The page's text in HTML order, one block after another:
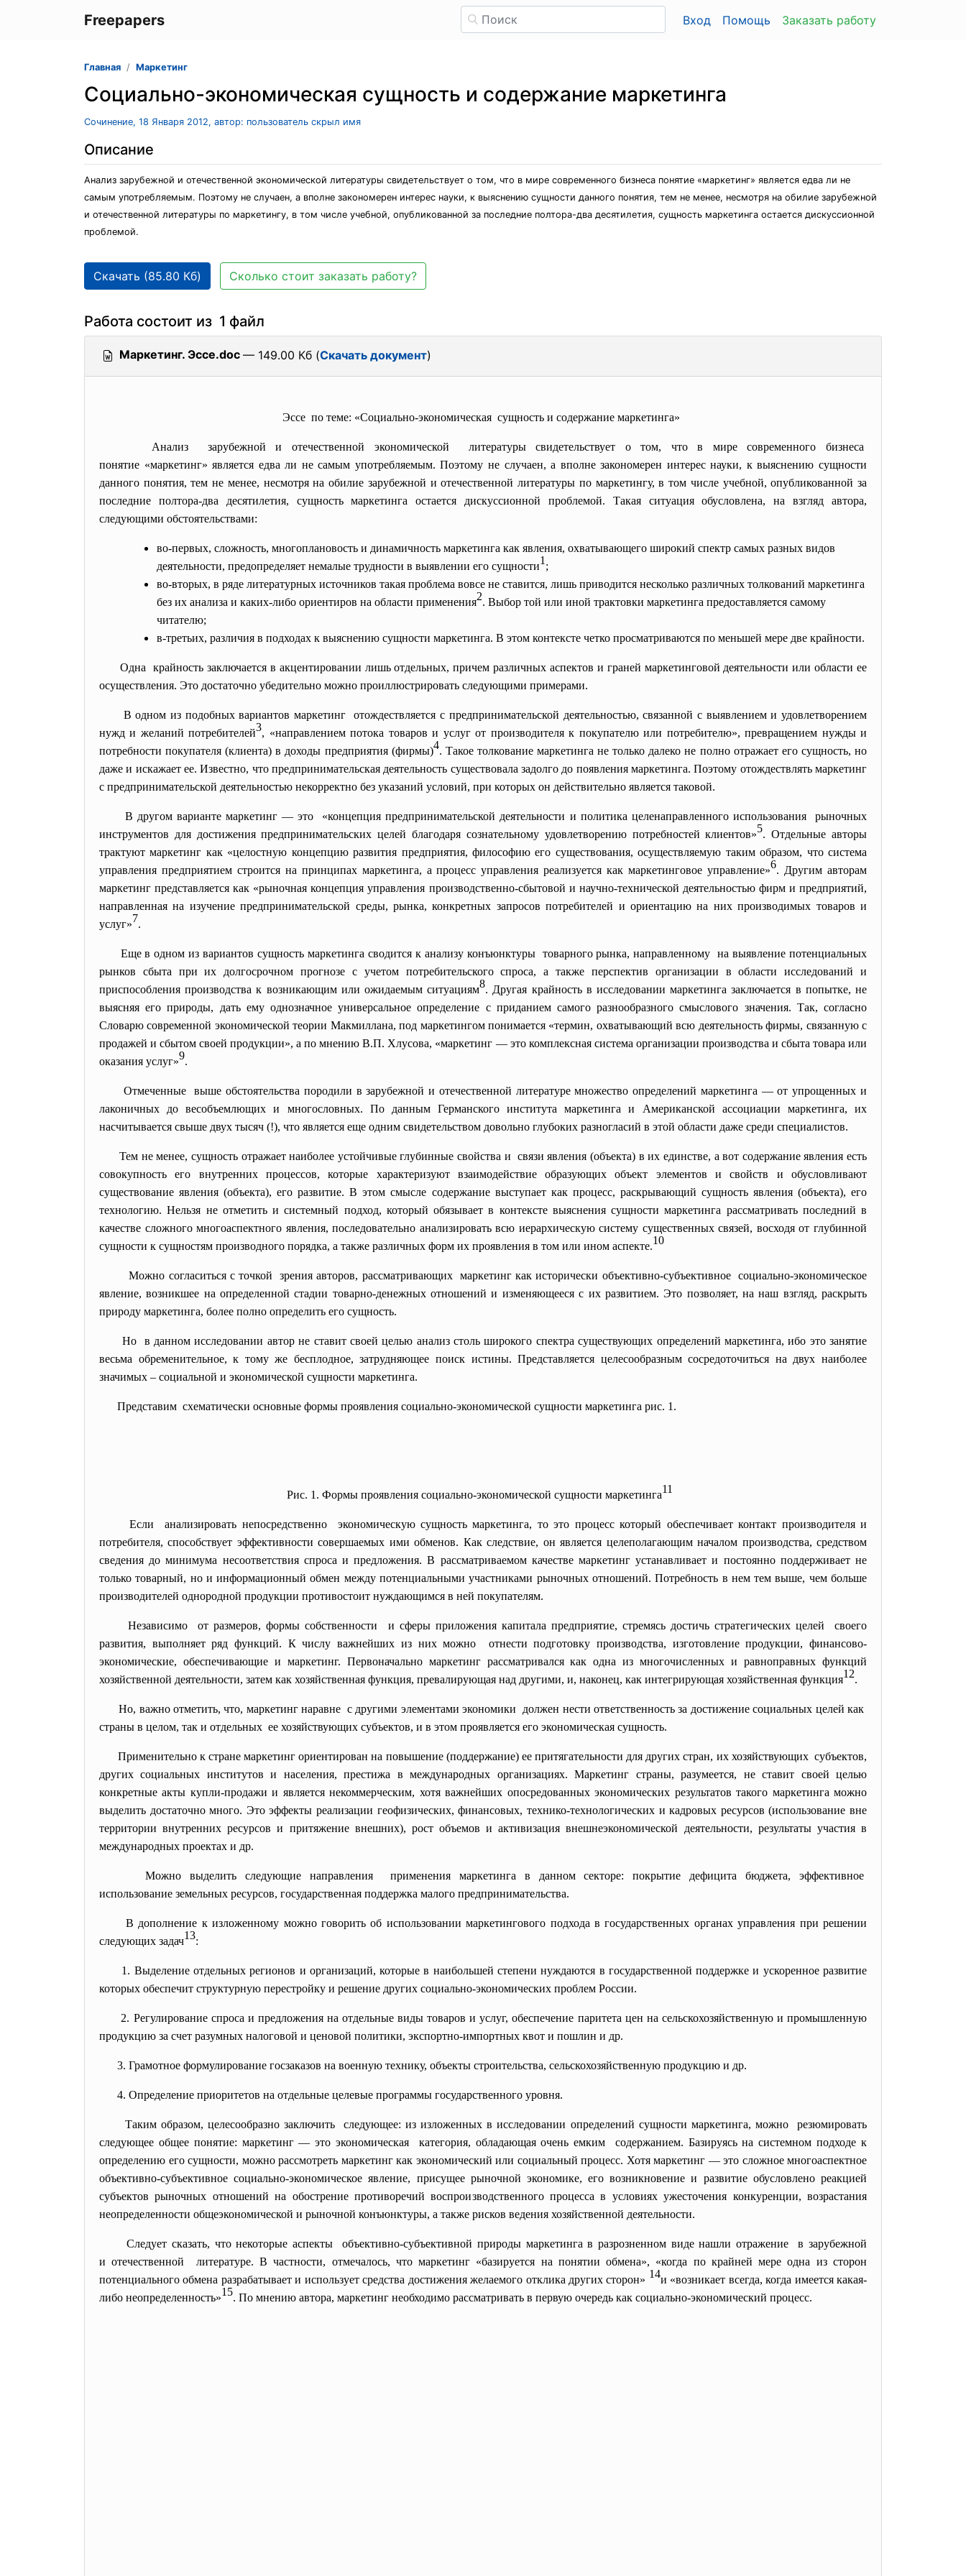
Freepapers Вход Помощь Заказать работу
Главная Маркетинг
Социально-экономическая сущность и содержание маркетинга
Сочинение, 18 Января 2012, автор: пользователь скрыл имя
Описание
Анализ зарубежной и отечественной экономической литературы свидетельствует о том, что в мире современного бизнеса понятие «маркетинг» является едва ли не
самым употребляемым. Поэтому не случаен, а вполне закономерен интерес науки, к выяснению сущности данного понятия, тем не менее, несмотря на обилие зарубежной
и отечественной литературы по маркетингу, в том числе учебной, опубликованной за последние полтора-два десятилетия, сущность маркетинга остается дискуссионной
проблемой.
Скачать (85.80 Кб) Сколько стоит заказать работу?
Работа состоит из 1 файл
Маркетинг. Эссе.doc — 149.00 Кб (Скачать документ)
Эссе по теме: «Социально-экономическая сущность и содержание маркетинга»
Анализ зарубежной и отечественной экономической литературы свидетельствует о том, что в мире современного бизнеса
понятие «маркетинг» является едва ли не самым употребляемым. Поэтому не случаен, а вполне закономерен интерес науки, к выяснению сущности
данного понятия, тем не менее, несмотря на обилие зарубежной и отечественной литературы по маркетингу, в том числе учебной, опубликованной за
последние полтора-два десятилетия, сущность маркетинга остается дискуссионной проблемой. Такая ситуация обусловлена, на взгляд автора,
следующими обстоятельствами:
во-первых, сложность, многоплановость и динамичность маркетинга как явления, охватывающего широкий спектр самых разных видов
деятельности, предопределяет немалые трудности в выявлении его сущности1 ;
во-вторых, в ряде литературных источников такая проблема вовсе не ставится, лишь приводится несколько различных толкований маркетинга
без их анализа и каких-либо ориентиров на области применения2. Выбор той или иной трактовки маркетинга предоставляется самому
читателю;
в-третьих, различия в подходах к выяснению сущности маркетинга. В этом контексте четко просматриваются по меньшей мере две крайности.
Одна крайность заключается в акцентировании лишь отдельных, причем различных аспектов и граней маркетинговой деятельности или области ее
осуществления. Это достаточно убедительно можно проиллюстрировать следующими примерами.
В одном из подобных вариантов маркетинг отождествляется с предпринимательской деятельностью, связанной с выявлением и удовлетворением
нужд и желаний потребителей3, «направлением потока товаров и услуг от производителя к покупателю или потребителю», превращением нужды и
потребности покупателя (клиента) в доходы предприятия (фирмы)4. Такое толкование маркетинга не только далеко не полно отражает его сущность, но
даже и искажает ее. Известно, что предпринимательская деятельность существовала задолго до появления маркетинга. Поэтому отождествлять маркетинг
с предпринимательской деятельностью некорректно без указаний условий, при которых он действительно является таковой.
В другом варианте маркетинг — это «концепция предпринимательской деятельности и политика целенаправленного использования рыночных
инструментов для достижения предпринимательских целей благодаря сознательному удовлетворению потребностей клиентов»5. Отдельные авторы
трактуют маркетинг как «целостную концепцию развития предприятия, философию его существования, осуществляемую таким образом, что система
управления предприятием строится на принципах маркетинга, а процесс управления реализуется как маркетинговое управление»6. Другим авторам
маркетинг представляется как «рыночная концепция управления производственно-сбытовой и научно-технической деятельностью фирм и предприятий,
направленная на изучение предпринимательской среды, рынка, конкретных запросов потребителей и ориентацию на них производимых товаров и
услуг»7.
Еще в одном из вариантов сущность маркетинга сводится к анализу конъюнктуры товарного рынка, направленному на выявление потенциальных
рынков сбыта при их долгосрочном прогнозе с учетом потребительского спроса, а также перспектив организации в области исследований и
приспособления производства к возникающим или ожидаемым ситуациям8. Другая крайность в исследовании маркетинга заключается в попытке, не
выясняя его природы, дать ему однозначное универсальное определение с приданием самого разнообразного смыслового значения. Так, согласно
Словарю современной экономической теории Макмиллана, под маркетингом понимается «термин, охватывающий всю деятельность фирмы, связанную с
продажей и сбытом своей продукции», а по мнению В.П. Хлусова, «маркетинг — это комплексная система организации производства и сбыта товара или
оказания услуг»9.
Отмеченные выше обстоятельства породили в зарубежной и отечественной литературе множество определений маркетинга — от упрощенных и
лаконичных до весобъемлющих и многословных. По данным Германского института маркетинга и Американской ассоциации маркетинга, их
насчитывается свыше двух тысяч (!), что является еще одним свидетельством довольно глубоких разногласий в этой области даже среди специалистов.
Тем не менее, сущность отражает наиболее устойчивые глубинные свойства и связи явления (объекта) в их единстве, а вот содержание явления есть
совокупность его внутренних процессов, которые характеризуют взаимодействие образующих объект элементов и свойств и обусловливают
существование явления (объекта), его развитие. В этом смысле содержание выступает как процесс, раскрывающий сущность явления (объекта), его
технологию. Нельзя не отметить и системный подход, который обязывает в контексте выяснения сущности маркетинга рассматривать последний в
качестве сложного многоаспектного явления, последовательно анализировать всю иерархическую систему существенных связей, восходя от глубинной
сущности к сущностям производного порядка, а также различных форм их проявления в том или ином аспекте.10
Можно согласиться с точкой зрения авторов, рассматривающих маркетинг как исторически объективно-субъективное социально-экономическое
явление, возникшее на определенной стадии товарно-денежных отношений и изменяющееся с их развитием. Это позволяет, на наш взгляд, раскрыть
природу маркетинга, более полно определить его сущность.
Но в данном исследовании автор не ставит своей целью анализ столь широкого спектра существующих определений маркетинга, ибо это занятие
весьма обременительное, к тому же бесплодное, затрудняющее поиск истины. Представляется целесообразным сосредоточиться на двух наиболее
значимых – социальной и экономической сущности маркетинга.
Представим схематически основные формы проявления социально-экономической сущности маркетинга рис. 1.
Рис. 1. Формы проявления социально-экономической сущности маркетинга11
Если анализировать непосредственно экономическую сущность маркетинга, то это процесс который обеспечивает контакт производителя и
потребителя, способствует эффективности совершаемых ими обменов. Как следствие, он является целеполагающим началом производства, средством
сведения до минимума несоответствия спроса и предложения. В рассматриваемом качестве маркетинг устанавливает и постоянно поддерживает не
только товарный, но и информационный обмен между потенциальными участниками рыночных отношений. Потребность в нем тем выше, чем больше
производителей однородной продукции противостоит нуждающимся в ней покупателям.
Независимо от размеров, формы собственности и сферы приложения капитала предприятие, стремясь достичь стратегических целей своего
развития, выполняет ряд функций. К числу важнейших из них можно отнести подготовку производства, изготовление продукции, финансово-
экономические, обеспечивающие и маркетинг. Первоначально маркетинг рассматривался как одна из многочисленных и равноправных функций
хозяйственной деятельности, затем как хозяйственная функция, превалирующая над другими, и, наконец, как интегрирующая хозяйственная функция12.
Но, важно отметить, что, маркетинг наравне с другими элементами экономики должен нести ответственность за достижение социальных целей как
страны в целом, так и отдельных ее хозяйствующих субъектов, и в этом проявляется его экономическая сущность.
Применительно к стране маркетинг ориентирован на повышение (поддержание) ее притягательности для других стран, их хозяйствующих субъектов,
других социальных институтов и населения, престижа в международных организациях. Маркетинг страны, разумеется, не ставит своей целью
конкретные акты купли-продажи и является некоммерческим, хотя важнейших опосредованных экономических результатов такого маркетинга можно
выделить достаточно много. Это эффекты реализации геофизических, финансовых, технико-технологических и кадровых ресурсов (использование вне
территории внутренних ресурсов и притяжение внешних), рост объемов и активизация внешнеэкономической деятельности, результаты участия в
международных проектах и др.
Можно выделить следующие направления применения маркетинга в данном секторе: покрытие дефицита бюджета, эффективное
использование земельных ресурсов, государственная поддержка малого предпринимательства.
В дополнение к изложенному можно говорить об использовании маркетингового подхода в государственных органах управления при решении
следующих задач13:
1. Выделение отдельных регионов и организаций, которые в наибольшей степени нуждаются в государственной поддержке и ускоренное развитие
которых обеспечит структурную перестройку и решение других социально-экономических проблем России.
2. Регулирование спроса и предложения на отдельные виды товаров и услуг, обеспечение паритета цен на сельскохозяйственную и промышленную
продукцию за счет разумных налоговой и ценовой политики, экспортно-импортных квот и пошлин и др.
3. Грамотное формулирование госзаказов на военную технику, объекты строительства, сельскохозяйственную продукцию и др.
4. Определение приоритетов на отдельные целевые программы государственного уровня.
Таким образом, целесообразно заключить следующее: из изложенных в исследовании определений сущности маркетинга, можно резюмировать
следующее общее понятие: маркетинг — это экономическая категория, обладающая очень емким содержанием. Базируясь на системном подходе к
определению его сущности, можно рассмотреть маркетинг как экономический или социальный процесс. Хотя маркетинг — это сложное многоаспектное
объективно-субъективное социально-экономическое явление, присущее рыночной экономике, его возникновение и развитие обусловлено реакцией
субъектов рыночных отношений на обострение противоречий воспроизводственного процесса в условиях ужесточения конкуренции, возрастания
неопределенности общеэкономической и рыночной конъюнктуры, а также рисков ведения хозяйственной деятельности.
Следует сказать, что некоторые аспекты объективно-субъективной природы маркетинга в разрозненном виде нашли отражение в зарубежной
и отечественной литературе. В частности, отмечалось, что маркетинг «базируется на понятии обмена», «когда по крайней мере одна из сторон
потенциального обмена разрабатывает и использует средства достижения желаемого отклика других сторон» 14и «возникает всегда, когда имеется какая-
либо неопределенность»15. По мнению автора, маркетинг необходимо рассматривать в первую очередь как социально-экономический процесс.